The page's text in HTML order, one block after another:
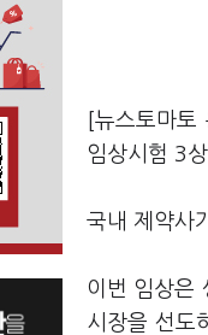
[뉴스토마
임상시험 3
국내 제약사
이번 임상은
시장을 선도